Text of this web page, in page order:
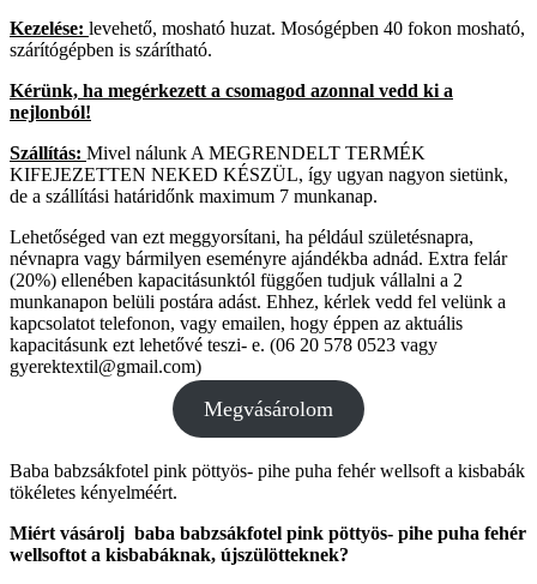
Kezelése: levehető, mosható huzat. Mosógépben 40 fokon mosható,
szárítógépben is szárítható.
Kérünk, ha megérkezett a csomagod azonnal vedd ki a
nejlonból!
Szállítás: Mivel nálunk A MEGRENDELT TERMÉK
KIFEJEZETTEN NEKED KÉSZÜL, így ugyan nagyon sietünk,
de a szállítási határidőnk maximum 7 munkanap.
Lehetőséged van ezt meggyorsítani, ha például születésnapra,
névnapra vagy bármilyen eseményre ajándékba adnád. Extra felár
(20%) ellenében kapacitásunktól függően tudjuk vállalni a 2
munkanapon belüli postára adást. Ehhez, kérlek vedd fel velünk a
kapcsolatot telefonon, vagy emailen, hogy éppen az aktuális
kapacitásunk ezt lehetővé teszi- e. (06 20 578 0523 vagy
gyerektextil@gmail.com)
Megvásárolom
Baba babzsákfotel pink pöttyös- pihe puha fehér wellsoft a kisbabák
tökéletes kényelméért.
Miért vásárolj baba babzsákfotel pink pöttyös- pihe puha fehér
wellsoftot a kisbabáknak, újszülötteknek?